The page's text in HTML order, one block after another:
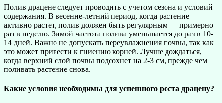
Полив драцене следует проводить с учетом сезона и условий
содержания. В весенне-летний период, когда растение
активно растет, полив должен быть регулярным — примерно
раз в неделю. Зимой частота полива уменьшается до раз в 10-
14 дней. Важно не допускать переувлажнения почвы, так как
это может привести к гниению корней. Лучше дождаться,
когда верхний слой почвы подсохнет на 2-3 см, прежде чем
поливать растение снова.
Какие условия необходимы для успешного роста драцену?